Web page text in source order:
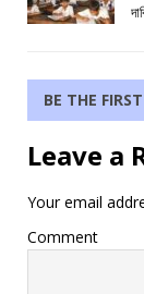
BE THE
Leave a
Your email
Comment